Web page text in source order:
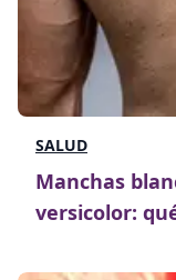
SALUD
Manchas
versicolor: